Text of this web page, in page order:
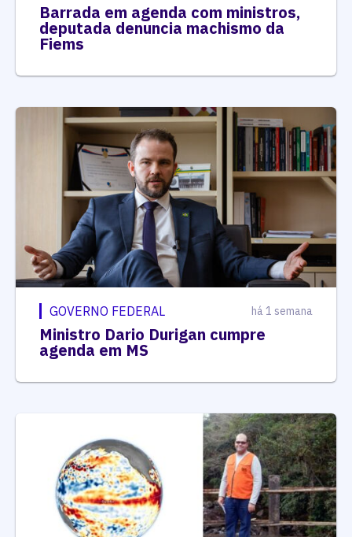
Barrada em agenda com ministros,
deputada denuncia machismo da
Fiems
GOVERNO FEDERAL há 1 semana
Ministro Dario Durigan cumpre
agenda em MS